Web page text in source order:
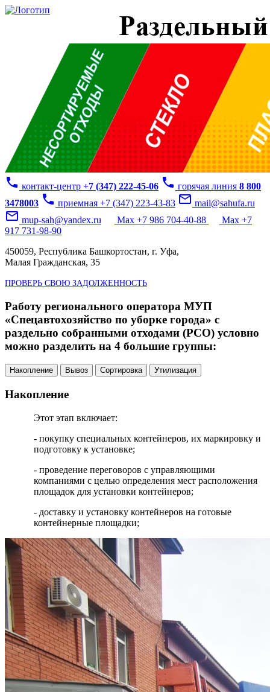
phone контакт-центр +7 (347) 222-45-06 phone горячая линия 8 800
3478003 phone приемная +7 (347) 223-43-83 mail_outline mail@sahufa.ru
mail_outline mup-sah@yandex.ru Max +7 986 704-40-88
Max +7
917 731-98-90
450059, Республика Башкортостан, г. Уфа,
Малая Гражданская, 35
ПРОВЕРЬ СВОЮ ЗАДОЛЖЕННОСТЬ
Работу регионального оператора МУП
«Спецавтохозяйство по уборке города» с
раздельно собранными отходами (РСО) условно
можно разделить на 4 большие группы:
Накопление Вывоз Сортировка Утилизация
Накопление
Этот этап включает:
- покупку специальных контейнеров, их маркировку и
подготовку к установке;
- проведение переговоров с управляющими
компаниями с целью определения мест расположения
площадок для установки контейнеров;
- доставку и установку контейнеров на готовые
контейнерные площадки;